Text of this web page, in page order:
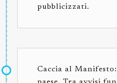
pubblicizzati.
Caccia al